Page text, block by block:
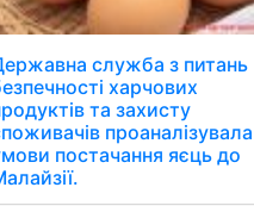
служба з питань
харчових
та захисту
проаналізувала
постачання яєць до